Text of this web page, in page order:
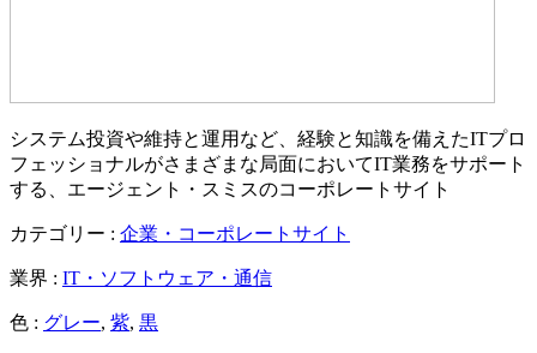
システム投資や維持と運用など、経験と知識を備えたITプロ
フェッショナルがさまざまな局面においてIT業務をサポート
する、エージェント・スミスのコーポレートサイト
カテゴリー : 企業・コーポレートサイト
業界 : IT・ソフトウェア・通信
色 : グレー, 紫, 黒